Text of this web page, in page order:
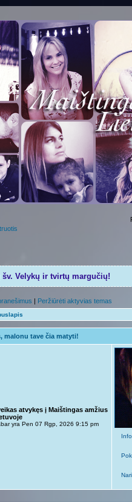
Velykų ir tvirtų margučių!
| Peržiūrėti aktyvias temas
malonu tave čia matyti!
atvykęs į Maištingas amžius
yra Pen 07 Rgp, 2026 9:15 pm
Info